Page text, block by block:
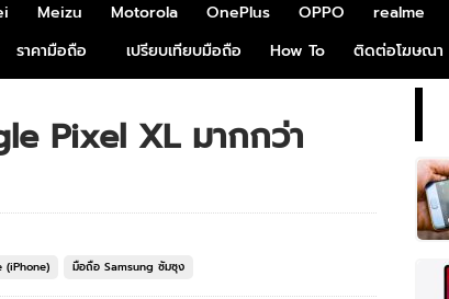
Meizu Motorola OnePlus OPPO realme
ราคามือถือ เปรียบเทียบมือถือ How To ติดต่อโฆษณา
Pixel XL มากกว่า
มือถือ Samsung ซัมซุง